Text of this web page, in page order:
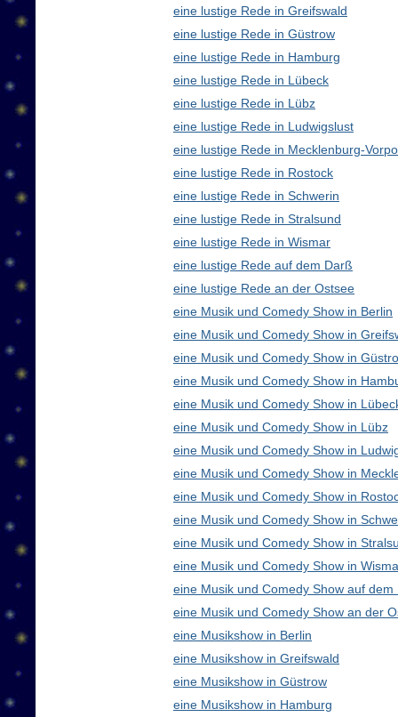
eine lustige Rede in Greifswald
eine lustige Rede in Güstrow
eine lustige Rede in Hamburg
eine lustige Rede in Lübeck
eine lustige Rede in Lübz
eine lustige Rede in Ludwigslust
eine lustige Rede in Mecklenburg-
eine lustige Rede in Rostock
eine lustige Rede in Schwerin
eine lustige Rede in Stralsund
eine lustige Rede in Wismar
eine lustige Rede auf dem Darß
eine lustige Rede an der Ostsee
eine Musik und Comedy Show in Berlin
eine Musik und Comedy Show in
eine Musik und Comedy Show in
eine Musik und Comedy Show in
eine Musik und Comedy Show in
eine Musik und Comedy Show in Lübz
eine Musik und Comedy Show in
eine Musik und Comedy Show in
eine Musik und Comedy Show in
eine Musik und Comedy Show in
eine Musik und Comedy Show in
eine Musik und Comedy Show in
eine Musik und Comedy Show auf dem
eine Musik und Comedy Show an der
eine Musikshow in Berlin
eine Musikshow in Greifswald
eine Musikshow in Güstrow
eine Musikshow in Hamburg